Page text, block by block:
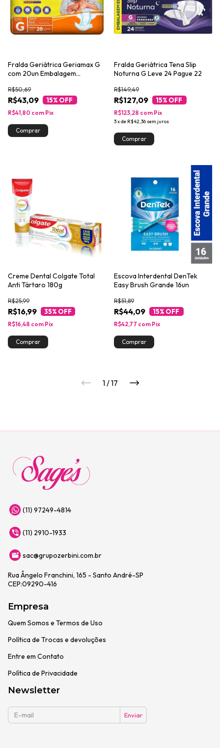
Fralda Geriátrica Geriamax G
com 20un Embalagem
R$43,09
R$50,69
15% OFF
R$41,80 com Pix
Fralda Geriátrica Tena Slip
Noturna G Leve 24 Pague 22
R$127,09
R$149,49
15% OFF
3xde R$42,36 sem juros
R$123,28 com Pix
Creme Dental Colgate Total
Anti Tártaro 180g
R$16,99
R$25,99
35% OFF
R$16,48 com Pix
Escova Interdental DenTek
Easy Brush Grande 16un
R$44,09
R$51,89
15% OFF
R$42,77 com Pix
1/17
(11) 97249-4814
(11) 2910-1933
sac@grupozerbini.com.br
Rua Ângelo Franchini, 165 - Santo André-SP
CEP:09290-416
Empresa
Quem Somos e Termos de Uso
Política de Trocas e devoluções
Entre em Contato
Política de Privacidade
Newsletter